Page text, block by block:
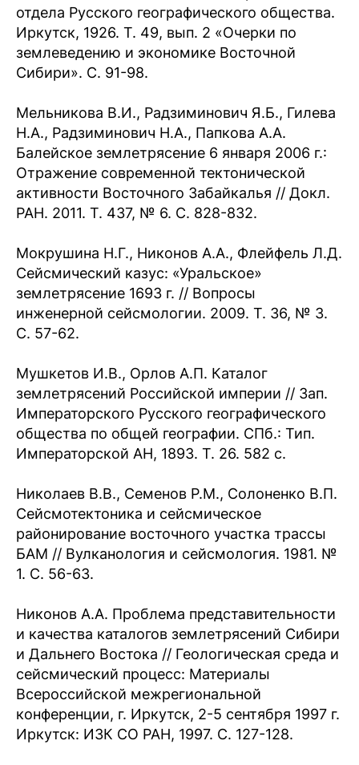
отдела Русского географического общества.
Иркутск, 1926. Т. 49, вып. 2 «Очерки по
землеведению и экономике Восточной
Сибири». С. 91-98.
Мельникова В.И., Радзиминович Я.Б., Гилева
Н.А., Радзиминович Н.А., Папкова А.А.
Балейское землетрясение 6 января 2006 г.:
Отражение современной тектонической
активности Восточного Забайкалья // Докл.
РАН. 2011. Т. 437, № 6. С. 828-832.
Мокрушина Н.Г., Никонов А.А., Флейфель Л.Д.
Сейсмический казус: «Уральское»
землетрясение 1693 г. // Вопросы
инженерной сейсмологии. 2009. Т. 36, № 3.
С. 57-62.
Мушкетов И.В., Оpлов А.П. Каталог
землетрясений Российской империи // Зап.
Императорского Русского географического
общества по общей географии. CПб.: Тип.
Императорской АН, 1893. Т. 26. 582 c.
Николаев В.В., Семенов Р.М., Солоненко В.П.
Сейсмотектоника и сейсмическое
районирование восточного участка трассы
БАМ // Вулканология и сейсмология. 1981. №
1. С. 56-63.
Никонов А.А. Проблема представительности
и качества каталогов землетрясений Сибири
и Дальнего Востока // Геологическая среда и
сейсмический процесс: Материалы
Всероссийской межрегиональной
конференции, г. Иркутск, 2-5 сентября 1997 г.
Иркутск: ИЗК СО РАН, 1997. С. 127-128.